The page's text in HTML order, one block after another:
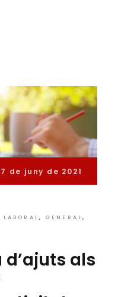
7 de juny de 2021
LABORAL GENERAL
als